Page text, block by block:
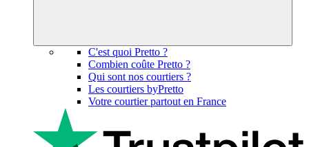
C'est quoi Pretto ?
Combien coûte Pretto ?
Qui sont nos courtiers ?
Les courtiers byPretto
Votre courtier partout en France